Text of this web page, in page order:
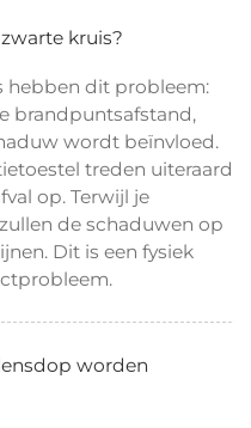
kruis?
hebben dit probleem:
brandpuntsafstand,
wordt beïnvloed.
treden uiteraard
op. Terwijl je
de schaduwen op
Dit is een fysiek
worden